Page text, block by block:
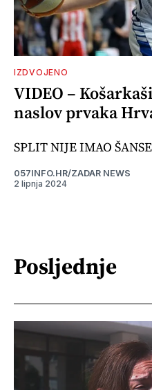
IZDVOJENO
VIDEO –
naslov prvaka
SPLIT NIJE IMAO ŠANSE
057INFO.HR/ZADAR NEWS
2 lipnja 2024
Posljednje